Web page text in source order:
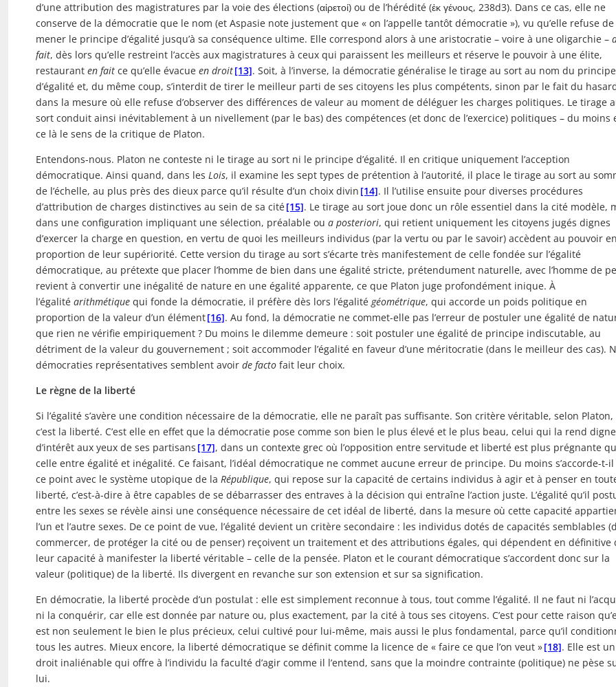
d’une attribution des magistratures par la voie des élections (αἱρετοί) ou de l’hérédité (ἐκ γένους, 238d3). Dans ce cas, elle ne
conserve de la démocratie que le nom (et Aspasie note justement que « on l’appelle tantôt démocratie »), vu qu’elle refuse de
mener le principe d’égalité jusqu’à sa conséquence ultime. Elle correspond alors à une aristocratie – voire à une oligarchie –
fait, dès lors qu’elle restreint l’accès aux magistratures à ceux qui paraissent les meilleurs et réserve le pouvoir à une élite,
restaurant en fait ce qu’elle évacue en droit[13]. Soit, à l’inverse, la démocratie généralise le tirage au sort au nom du principe
d’égalité et, du même coup, s’interdit de tirer le meilleur parti de ses citoyens les plus compétents, sinon par le fait du
dans la mesure où elle refuse d’observer des différences de valeur au moment de déléguer les charges politiques. Le tirage
sort conduit ainsi inévitablement à un nivellement (par le bas) des compétences (et donc de l’exercice) politiques – du moins
ce là le sens de la critique de Platon.
Entendons-nous. Platon ne conteste ni le tirage au sort ni le principe d’égalité. Il en critique uniquement l’acception
démocratique. Ainsi quand, dans les Lois, il examine les sept types de prétention à l’autorité, il place le tirage au sort au
de l’échelle, au plus près des dieux parce qu’il résulte d’un choix divin [14]. Il l’utilise ensuite pour diverses procédures
d’attribution de charges distinctives au sein de sa cité[15]. Le tirage au sort joue donc un rôle essentiel dans la cité modèle,
dans une configuration impliquant une sélection, préalable ou a posteriori, qui retient uniquement les citoyens jugés dignes
d’exercer la charge en question, en vertu de quoi les meilleurs individus (par la vertu ou par le savoir) accèdent au pouvoir en
proportion de leur supériorité. Cette version du tirage au sort s’écarte très manifestement de celle fondée sur l’égalité
démocratique, au prétexte que placer l’homme de bien dans une égalité stricte, prétendument naturelle, avec l’homme de
revient à convertir une inégalité de nature en une égalité apparente, ce que Platon juge profondément inique. À
l’égalité arithmétique qui fonde la démocratie, il préfère dès lors l’égalité géométrique, qui accorde un poids politique en
proportion de la valeur d’un élément[16]. Au fond, la démocratie ne commet-elle pas l’erreur de postuler une égalité de
que rien ne vérifie empiriquement ? Du moins le dilemme demeure : soit postuler une égalité de principe indiscutable, au
détriment de la valeur du gouvernement ; soit accommoder l’égalité en faveur d’une méritocratie (dans le meilleur des cas).
démocraties représentatives semblent avoir de facto fait leur choix.
Le règne de la liberté
Si l’égalité s’avère une condition nécessaire de la démocratie, elle ne paraît pas suffisante. Son critère véritable, selon Platon,
c’est la liberté. C’est elle en effet que la démocratie pose comme son bien le plus élevé et le plus beau, celui qui la rend digne
d’intérêt aux yeux de ses partisans [17], dans un contexte grec où l’opposition entre servitude et liberté est plus prégnante
celle entre égalité et inégalité. Ce faisant, l’idéal démocratique ne commet aucune erreur de principe. Du moins s’accorde-t-
ce point avec le système utopique de la République, qui repose sur la capacité de certains individus à agir et à penser en
liberté, c’est-à-dire à être capables de se débarrasser des entraves à la décision qui entraîne l’action juste. L’égalité qu’il
entre les sexes se révèle ainsi une conséquence nécessaire de cet idéal de liberté, dans la mesure où cette capacité
l’un et l’autre sexes. De ce point de vue, l’égalité devient un critère secondaire : les individus dotés de capacités semblables
commercer, de protéger la cité ou de penser) reçoivent un traitement et des attributions égales, qui dépendent en définitive
leur capacité à manifester la liberté véritable – celle de la pensée. Platon et le courant démocratique s’accordent donc sur la
valeur (politique) de la liberté. Ils divergent en revanche sur son extension et sur sa signification.
En démocratie, la liberté procède d’un postulat : elle est simplement reconnue à tous, tout comme l’égalité. Il ne faut ni
ni la conquérir, car elle est donnée par nature ou, plus exactement, par la cité à tous ses citoyens. C’est pour cette raison
est non seulement le bien le plus précieux, celui cultivé pour lui-même, mais aussi le plus fondamental, parce qu’il
tous les autres. Mieux encore, la liberté démocratique se définit comme la licence de « faire ce que l’on veut »[18]. Elle est un
droit inaliénable qui offre à l’individu la faculté d’agir comme il l’entend, sans que la moindre contrainte (politique) ne pèse
lui.